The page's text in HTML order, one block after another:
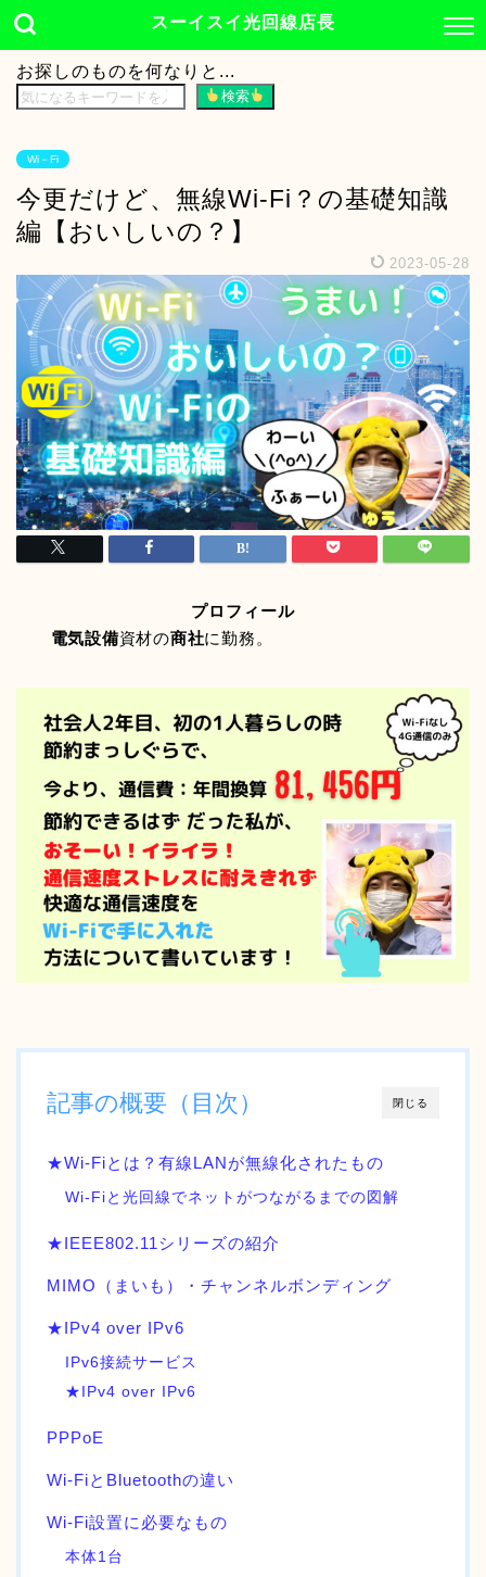
スーイスイ光回線店長
お探しのものを何なりと...
検索
Wi－Fi
今更だけど、無線Wi-Fi？の基礎知識
編【おいしいの？】
2023-05-28
プロフィール
電気設備資材の商社に勤務。
閉じる
記事の概要（目次）
★Wi-Fiとは？有線LANが無線化されたもの
Wi-Fiと光回線でネットがつながるまでの図解
★IEEE802.11シリーズの紹介
MIMO（まいも）・チャンネルボンディング
★IPv4 over IPv6
IPv6接続サービス
★IPv4 over IPv6
PPPoE
Wi-FiとBluetoothの違い
Wi-Fi設置に必要なもの
本体1台